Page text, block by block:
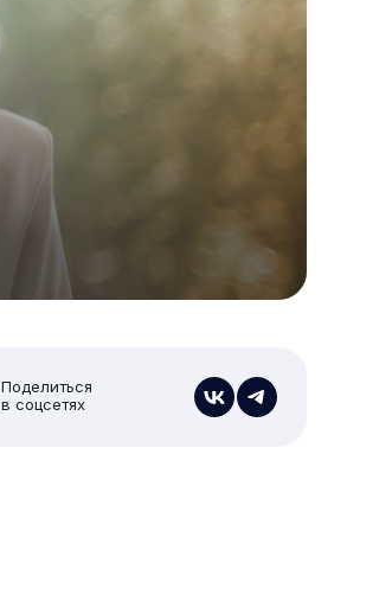
Поделиться
в соцсетях